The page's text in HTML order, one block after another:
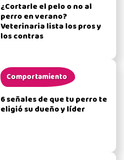
¿Cortarle el pelo o no al
perro en verano?
Veterinaria lista los pros y
los contras
Comportamiento
6 señales de que tu perro te
eligió su dueño y líder